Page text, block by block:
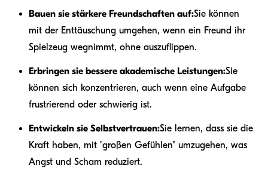
Bauen sie stärkere Freundschaften auf:Sie können
mit der Enttäuschung umgehen, wenn ein Freund ihr
Spielzeug wegnimmt, ohne auszuflippen.
Erbringen sie bessere akademische Leistungen:Sie
können sich konzentrieren, auch wenn eine Aufgabe
frustrierend oder schwierig ist.
Entwickeln sie Selbstvertrauen:Sie lernen, dass sie die
Kraft haben, mit "großen Gefühlen" umzugehen, was
Angst und Scham reduziert.